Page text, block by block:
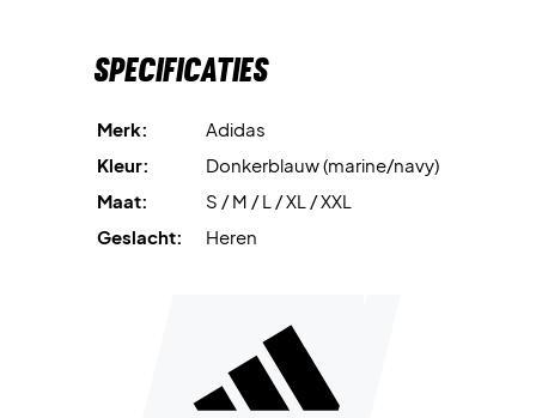
Opvallende 3-Stripes op de mouwen
materialen, wat helpt om de impact op het milieu te
verminderen.
Materiaal: 88% gerecycled polyester / 12% elastaan.
Specificaties
Merk:
Adidas
Kleur:
Donkerblauw (marine/navy)
Maat:
S / M / L / XL / XXL
Geslacht:
Heren